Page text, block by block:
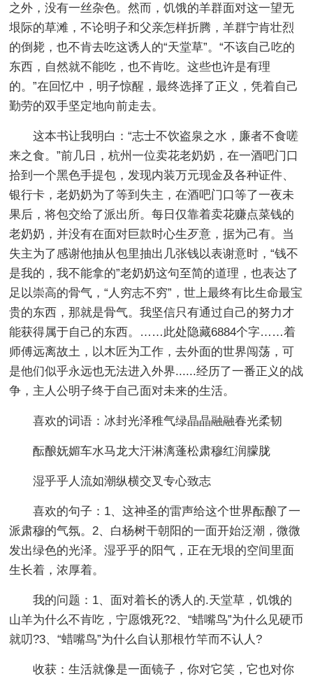
之外，没有一丝杂色。然而，饥饿的羊群面对这一望无
垠际的草滩，不论明子和父亲怎样折腾，羊群宁肯壮烈
的倒毙，也不肯去吃这诱人的“天堂草”。“不该自己吃的
东西，自然就不能吃，也不肯吃。这些也许是有理
的。”在回忆中，明子惊醒，最终选择了正义，凭着自己
勤劳的双手坚定地向前走去。
这本书让我明白：“志士不饮盗泉之水，廉者不食嗟
来之食。”前几日，杭州一位卖花老奶奶，在一酒吧门口
拾到一个黑色手提包，发现内装万元现金及各种证件、
银行卡，老奶奶为了等到失主，在酒吧门口等了一夜未
果后，将包交给了派出所。每日仅靠着卖花赚点菜钱的
老奶奶，并没有在面对巨款时心生歹意，据为己有。当
失主为了感谢他抽从包里抽出几张钱以表谢意时，“钱不
是我的，我不能拿的”老奶奶这句至简的道理，也表达了
足以崇高的骨气，“人穷志不穷”，世上最终有比生命最宝
贵的东西，那就是骨气。我坚信只有通过自己的努力才
能获得属于自己的东西。 ……此处隐藏6884个字……着
师傅远离故土，以木匠为工作，去外面的世界闯荡，可
是他们似乎永远也无法进入外界......经历了一番正义的战
争，主人公明子终于自己面对未来的生活。
喜欢的词语：冰封光泽稚气绿晶晶融融春光柔韧
酝酿妩媚车水马龙大汗淋漓蓬松肃穆红润朦胧
湿乎乎人流如潮纵横交叉专心致志
喜欢的句子：1、这神圣的雷声给这个世界酝酿了一
派肃穆的气氛。2、白杨树干朝阳的一面开始泛潮，微微
发出绿色的光泽。湿乎乎的阳气，正在无垠的空间里面
生长着，浓厚着。
我的问题：1、面对着长的诱人的.天堂草，饥饿的
山羊为什么不肯吃，宁愿饿死?2、“蜡嘴鸟”为什么见硬币
就叨?3、“蜡嘴鸟”为什么自认那根竹竿而不认人?
收获：生活就像是一面镜子，你对它笑，它也对你